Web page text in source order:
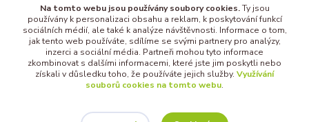
Jakub Turek
+420 735 040 893
info@afternoon-tea.cz
Na tomto webu jsou používány soubory cookies.Ty jsou
používány k personalizaci obsahu a reklam, k poskytování funkcí
sociálních médií, ale také k analýze návštěvnosti. Informace o tom,
jak tento web používáte, sdílíme se svými partnery pro analýzy,
inzerci a sociální média. Partneři mohou tyto informace
zkombinovat s dalšími informacemi, které jste jim poskytli nebo
získali v důsledku toho, že používáte jejich služby. Využívání
souborů cookies na tomto webu.